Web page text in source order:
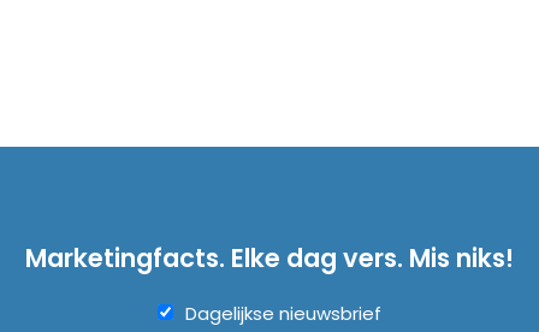
Marketingfacts. Elke dag vers. Mis niks!
Dagelijkse nieuwsbrief